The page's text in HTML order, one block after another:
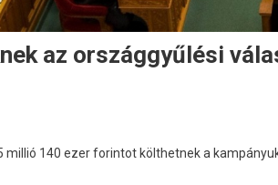
az országgyűlési
140 ezer forintot költhetnek a